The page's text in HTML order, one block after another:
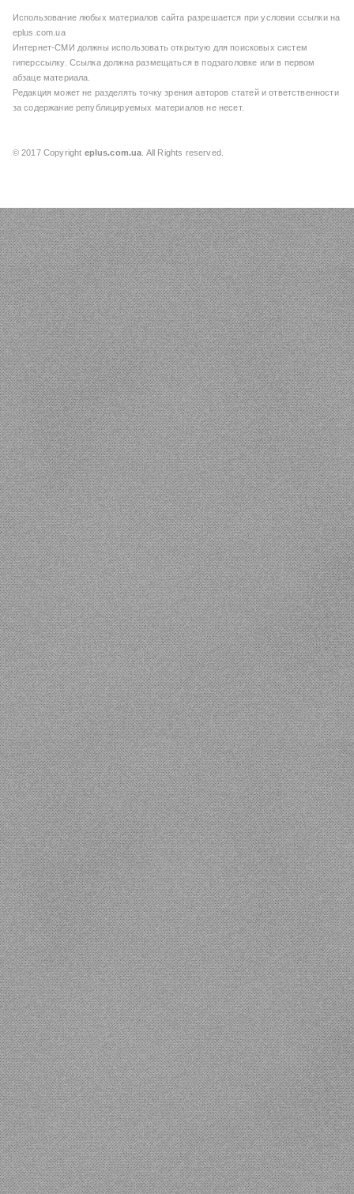
Использование любых материалов сайта разрешается при условии ссылки на
eplus.com.ua
Интернет-СМИ должны использовать открытую для поисковых систем
гиперссылку. Ссылка должна размещаться в подзаголовке или в первом
абзаце материала.
Редакция может не разделять точку зрения авторов статей и ответственности
за содержание републицируемых материалов не несет.
© 2017 Copyright eplus.com.ua . All Rights reserved.